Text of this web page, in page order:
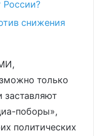
России?
снижения
только
заставляют
поборы»,
политических